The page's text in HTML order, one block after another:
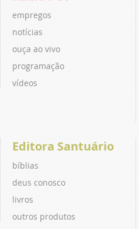
empregos
notícias
ouça ao vivo
programação
vídeos
Editora Santuário
bíblias
deus conosco
livros
outros produtos